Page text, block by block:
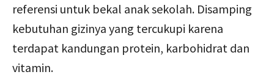
referensi untuk bekal anak sekolah. Disamping
kebutuhan gizinya yang tercukupi karena
terdapat kandungan protein, karbohidrat dan
vitamin.